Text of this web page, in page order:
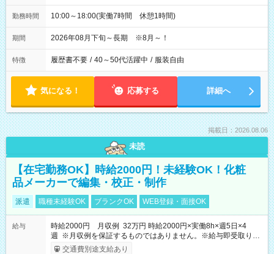
勤務時間 10:00～18:00(実働7時間 休憩1時間)
期間 2026年08月下旬～長期 ※8月～！
特徴 履歴書不要 / 40～50代活躍中 / 服装自由
気になる！ 応募する 詳細へ
掲載日：2026.08.06
未読
【在宅勤務OK】時給2000円！未経験OK！化粧
品メーカーで編集・校正・制作
派遣 職種未経験OK ブランクOK WEB登録・面接OK
給与
時給2000円 月収例 32万円 時給2000円×実働8h×週5日×4
週 ※月収例を保証するものではありません。※給与即受取りサ
ービス利用可（利用条件有）
交通費別途支給あり